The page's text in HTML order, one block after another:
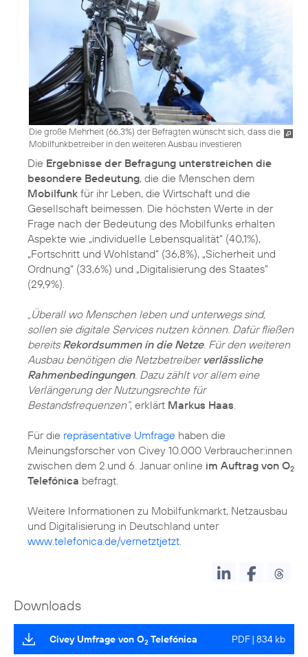
Die große Mehrheit (66,3%) der Befragten wünscht sich, dass die
Mobilfunkbetreiber in den weiteren Ausbau investieren
Die Ergebnisse der Befragung unterstreichen die
besondere Bedeutung, die die Menschen dem
Mobilfunk für ihr Leben, die Wirtschaft und die
Gesellschaft beimessen. Die höchsten Werte in der
Frage nach der Bedeutung des Mobilfunks erhalten
Aspekte wie „individuelle Lebensqualität“ (40,1%),
„Fortschritt und Wohlstand“ (36,8%), „Sicherheit und
Ordnung“ (33,6%) und „Digitalisierung des Staates“
(29,9%).
„Überall wo Menschen leben und unterwegs sind,
sollen sie digitale Services nutzen können. Dafür fließen
bereits Rekordsummen in die Netze. Für den weiteren
Ausbau benötigen die Netzbetreiber verlässliche
Rahmenbedingungen. Dazu zählt vor allem eine
Verlängerung der Nutzungsrechte für
Bestandsfrequenzen“, erklärt Markus Haas
Für die repräsentative Umfrage haben die
Meinungsforscher von Civey 10.000 Verbraucher:innen
zwischen dem 2.und 6. Januar online im Auftrag von O2
Telefónica befragt.
Weitere Informationen zu Mobilfunkmarkt, Netzausbau
und Digitalisierung in Deutschland unter
www.telefonica.de/vernetztjetzt
Downloads
Civey Umfrage von O2 Telefónica PDF | 834 kb